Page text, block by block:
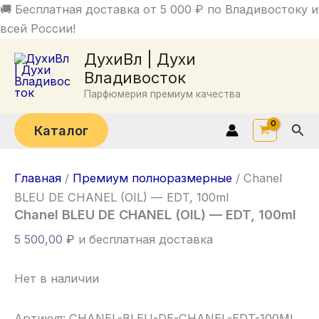
🚚 Бесплатная доставка от 5 000 ₽ по Владивостоку и
всей России!
Перейти
к
ДухиВл | Духи
Владивосток
Парфюмерия премиум качества
Каталог
Главная / Премиум полноразмерные / Chanel
BLEU DE CHANEL (OIL) — EDT, 100ml
Chanel BLEU DE CHANEL (OIL) — EDT, 100ml
5 500,00 ₽ и бесплатная доставка
Нет в наличии